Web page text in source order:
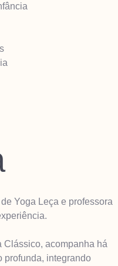
Yoga Leça e professora
Clássico, acompanha há
profunda, integrando